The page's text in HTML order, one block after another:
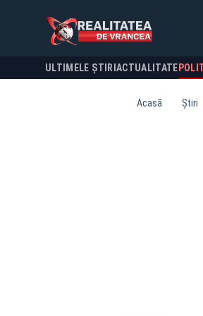
ULTIMELE ȘTIRI ACTUALITATE
Acasă Știri